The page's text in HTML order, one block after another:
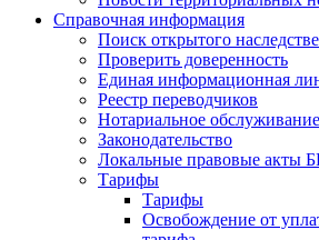
Справочная информация
Поиск открытого
Проверить доверенность
Единая информационная
Реестр переводчиков
Нотариальное
Законодательство
Локальные правовые акты
Тарифы
Тарифы
Освобождение от